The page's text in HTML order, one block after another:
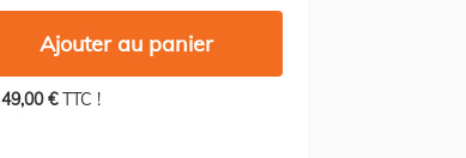
Ajouter au panier
49,00 €TTC !